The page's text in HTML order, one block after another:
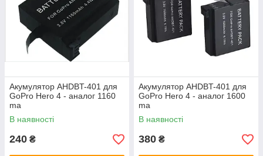
Акумулятор AHDBT-401 для
GoPro Hero 4 - аналог 1160
ma
В наявності
240 ₴
Акумулятор AHDBT-401 для
GoPro Hero 4 - аналог 1600
ma
В наявності
380 ₴